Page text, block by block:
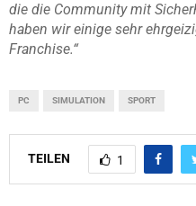
die die Community mit
haben wir einige sehr
Franchise.“
PC SIMULATION SPORT
TEILEN 1